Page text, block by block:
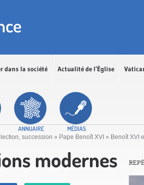
dans la société Actualité de l’Église
ANNUAIRE MÉDIAS
succession » Pape Benoît XVI » Benoît XVI
modernes